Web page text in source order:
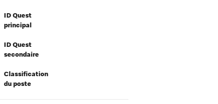
ID Quest
principal
ID Quest
secondaire
Classification
du poste